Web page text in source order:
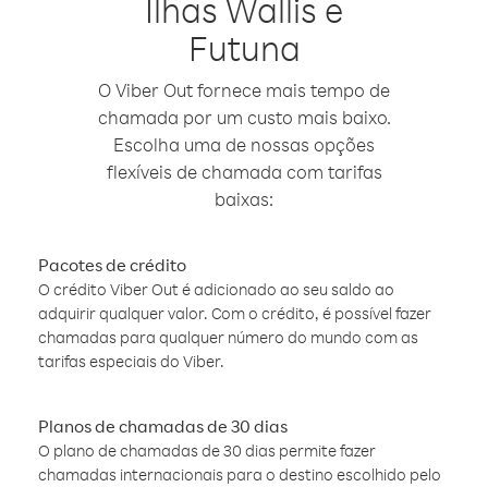
Ilhas Wallis e
Futuna
O Viber Out fornece mais tempo de
chamada por um custo mais baixo.
Escolha uma de nossas opções
flexíveis de chamada com tarifas
baixas:
Pacotes de crédito
O crédito Viber Out é adicionado ao seu saldo ao
adquirir qualquer valor. Com o crédito, é possível fazer
chamadas para qualquer número do mundo com as
tarifas especiais do Viber.
Planos de chamadas de 30 dias
O plano de chamadas de 30 dias permite fazer
chamadas internacionais para o destino escolhido pelo